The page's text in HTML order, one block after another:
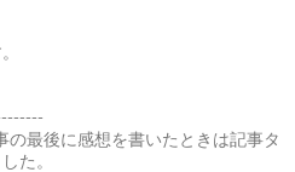
最後に感想を書いたときは記事タ
た。